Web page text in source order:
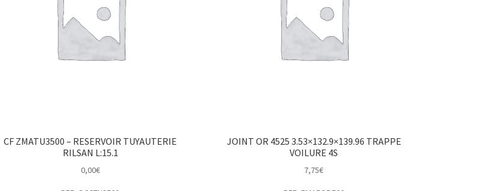
CF ZMATU3500 – RESERVOIR TUYAUTERIE
RILSAN L:15.1
0,00€
JOINT OR 4525 3.53×132.9×139.96 TRAPPE
VOILURE 4S
7,75€